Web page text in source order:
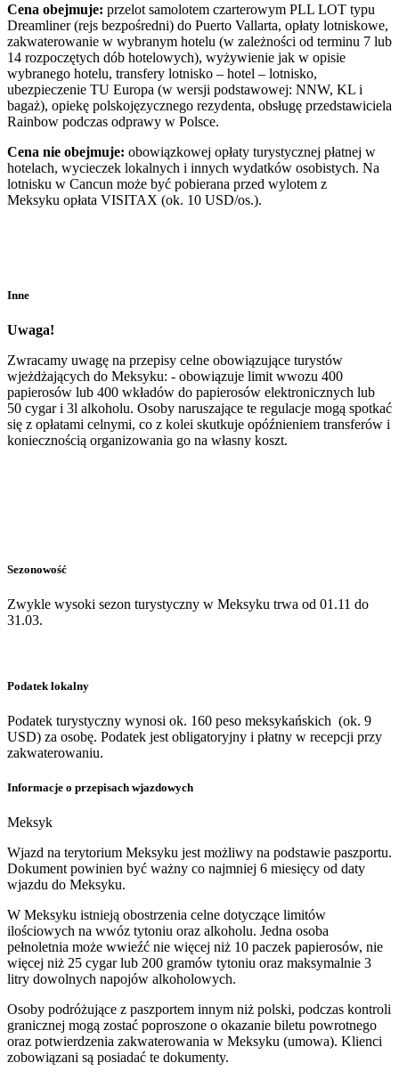
Cena obejmuje: przelot samolotem czarterowym PLL LOT typu
Dreamliner (rejs bezpośredni) do Puerto Vallarta, opłaty lotniskowe,
zakwaterowanie w wybranym hotelu (w zależności od terminu 7 lub
14 rozpoczętych dób hotelowych), wyżywienie jak w opisie
wybranego hotelu, transfery lotnisko – hotel – lotnisko,
ubezpieczenie TU Europa (w wersji podstawowej: NNW, KL i
bagaż), opiekę polskojęzycznego rezydenta, obsługę przedstawiciela
Rainbow podczas odprawy w Polsce.
Cena nie obejmuje: obowiązkowej opłaty turystycznej płatnej w
hotelach, wycieczek lokalnych i innych wydatków osobistych. Na
lotnisku w Cancun może być pobierana przed wylotem z
Meksyku opłata VISITAX (ok. 10 USD/os.).
Inne
Uwaga!
Zwracamy uwagę na przepisy celne obowiązujące turystów
wjeżdżających do Meksyku: - obowiązuje limit wwozu 400
papierosów lub 400 wkładów do papierosów elektronicznych lub
50 cygar i 3l alkoholu. Osoby naruszające te regulacje mogą spotkać
się z opłatami celnymi, co z kolei skutkuje opóźnieniem transferów i
koniecznością organizowania go na własny koszt.
Sezonowość
Zwykle wysoki sezon turystyczny w Meksyku trwa od 01.11 do
31.03.
Podatek lokalny
Podatek turystyczny wynosi ok. 160 peso meksykańskich (ok. 9
USD) za osobę. Podatek jest obligatoryjny i płatny w recepcji przy
zakwaterowaniu.
Informacje o przepisach wjazdowych
Meksyk
Wjazd na terytorium Meksyku jest możliwy na podstawie paszportu.
Dokument powinien być ważny co najmniej 6 miesięcy od daty
wjazdu do Meksyku.
W Meksyku istnieją obostrzenia celne dotyczące limitów
ilościowych na wwóz tytoniu oraz alkoholu. Jedna osoba
pełnoletnia może wwieźć nie więcej niż 10 paczek papierosów, nie
więcej niż 25 cygar lub 200 gramów tytoniu oraz maksymalnie 3
litry dowolnych napojów alkoholowych.
Osoby podróżujące z paszportem innym niż polski, podczas kontroli
granicznej mogą zostać poproszone o okazanie biletu powrotnego
oraz potwierdzenia zakwaterowania w Meksyku (umowa). Klienci
zobowiązani są posiadać te dokumenty.